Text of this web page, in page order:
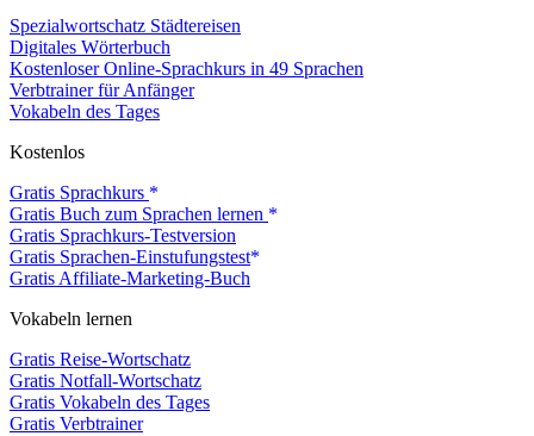
Spezialwortschatz Städtereisen
Digitales Wörterbuch
Kostenloser Online-Sprachkurs in 49 Sprachen
Verbtrainer für Anfänger
Vokabeln des Tages
Kostenlos
Gratis Sprachkurs
Gratis Buch zum Sprachen lernen
Gratis Sprachkurs-Testversion
Gratis Sprachen-Einstufungstest
Gratis Affiliate-Marketing-Buch
Vokabeln lernen
Gratis Reise-Wortschatz
Gratis Notfall-Wortschatz
Gratis Vokabeln des Tages
Gratis Verbtrainer